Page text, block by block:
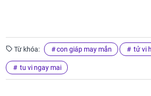
Từ khóa: con giáp may mắn tử vi
tu vi ngay mai